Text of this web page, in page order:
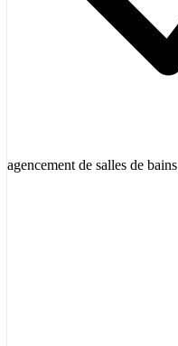
agencement de salles de bains